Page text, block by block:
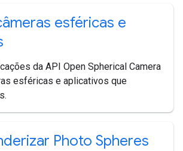
esféricas e
da API Open Spherical Camera
esféricas e aplicativos que
Photo Spheres